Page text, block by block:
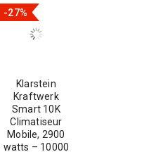
-27%
Klarstein
Kraftwerk
Smart 10K
Climatiseur
Mobile, 2900
watts – 10000